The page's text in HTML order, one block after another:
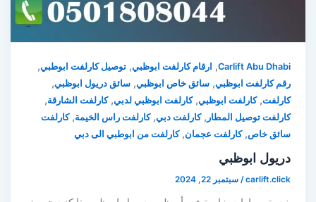
Carlift Abu Dhabi
, ارقام كارلفت ابوظبي,توصيل كارلفت ابوطبي,
رقم كارلفت ابوظبي,سائق خاص ابوظبي,سائق دريول ابوظبي,
كارلفت,كارلفت ابوظبي,كارلفت ابوظبي لدبي,كارلفت الشارقة,
كارلفت توصيل المطار ,كارلفت دبي,كارلفت راس الخيمة,كارلفت
سائق خاص,كارلفت عجمان,كارلفت من ابوطبي الى دبي
دريول ابوظبي
carlift.click
/سبتمبر 22, 2024